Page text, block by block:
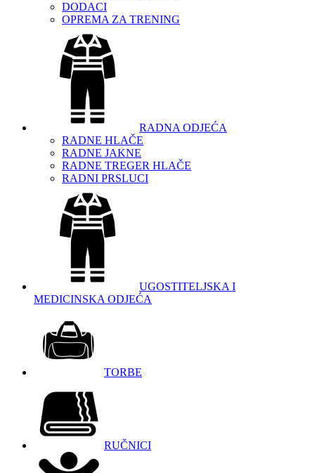
DODACI
OPREMA ZA TRENING
RADNA ODJEĆA
RADNE HLAČE
RADNE JAKNE
RADNE TREGER HLAČE
RADNI PRSLUCI
UGOSTITELJSKA I
MEDICINSKA ODJEĆA
TORBE
RUČNICI